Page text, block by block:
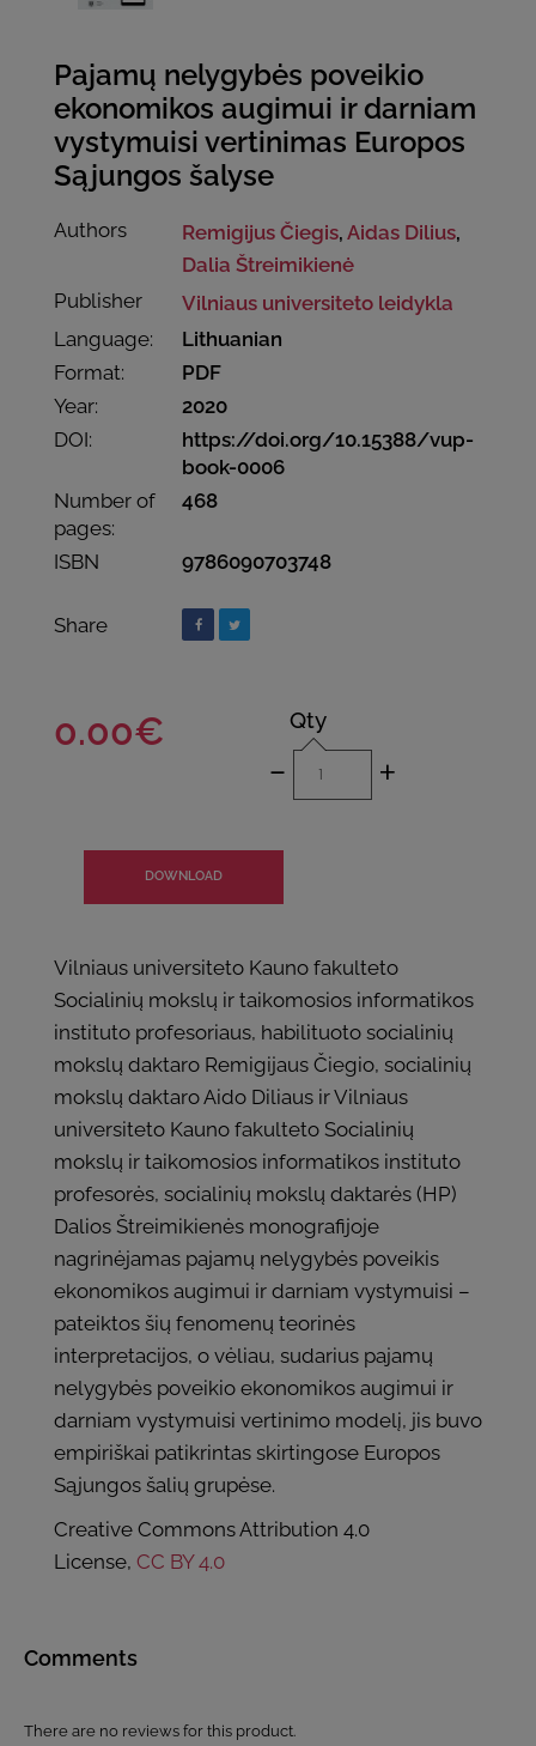
Pajamų nelygybės poveikio
ekonomikos augimui ir darniam
vystymuisi vertinimas Europos
Sąjungos šalyse
Authors Remigijus Čiegis,Aidas Dilius,
Dalia Štreimikienė
Publisher
Vilniaus universiteto leidykla
Language:
Lithuanian
Format:
PDF
Year:
2020
DOI:
https://doi.org/10.15388/vup-
book-0006
Number of
pages:
468
ISBN 9786090703748
Share
0.00€ Qty
- +
DOWNLOAD
Vilniaus universiteto Kauno fakulteto
Socialinių mokslų ir taikomosios informatikos
instituto profesoriaus, habilituoto socialinių
mokslų daktaro Remigijaus Čiegio, socialinių
mokslų daktaro Aido Diliaus ir Vilniaus
universiteto Kauno fakulteto Socialinių
mokslų ir taikomosios informatikos instituto
profesorės, socialinių mokslų daktarės (HP)
Dalios Štreimikienės monografijoje
nagrinėjamas pajamų nelygybės poveikis
ekonomikos augimui ir darniam vystymuisi –
pateiktos šių fenomenų teorinės
interpretacijos, o vėliau, sudarius pajamų
nelygybės poveikio ekonomikos augimui ir
darniam vystymuisi vertinimo modelį, jis buvo
empiriškai patikrintas skirtingose Europos
Sąjungos šalių grupėse.
Creative Commons Attribution 4.0
License, CC BY 4.0
Comments
There are no reviews for this product.